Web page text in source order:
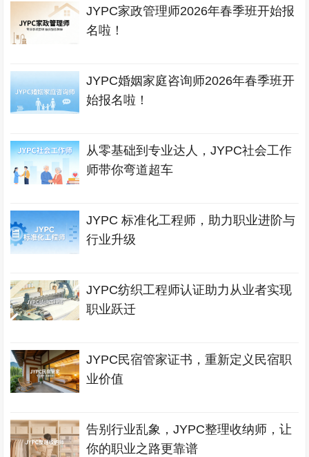
JYPC家政管理师2026年春季班开始报
名啦！
JYPC婚姻家庭咨询师2026年春季班开
始报名啦！
从零基础到专业达人，JYPC社会工作
师带你弯道超车
JYPC 标准化工程师，助力职业进阶与
行业升级
JYPC纺织工程师认证助力从业者实现
职业跃迁
JYPC民宿管家证书，重新定义民宿职
业价值
告别行业乱象，JYPC整理收纳师，让
你的职业之路更靠谱